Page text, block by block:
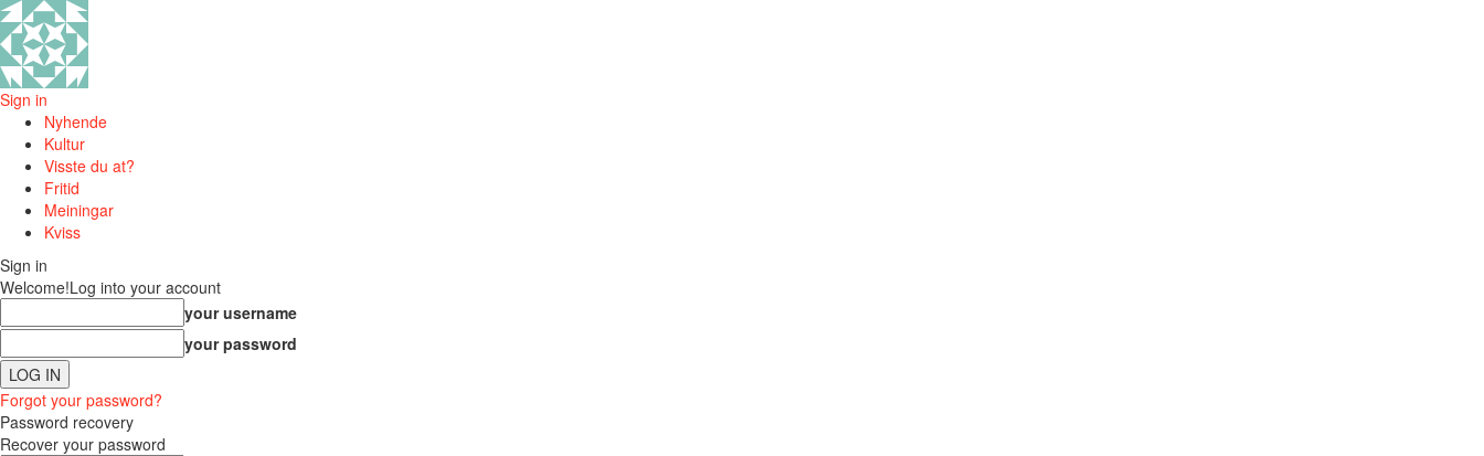
Sign in
Nyhende
Kultur
Visste du at?
Fritid
Meiningar
Kviss
Sign in
Welcome!Log into your account
your username
your password
Forgot your password?
Password recovery
Recover your password